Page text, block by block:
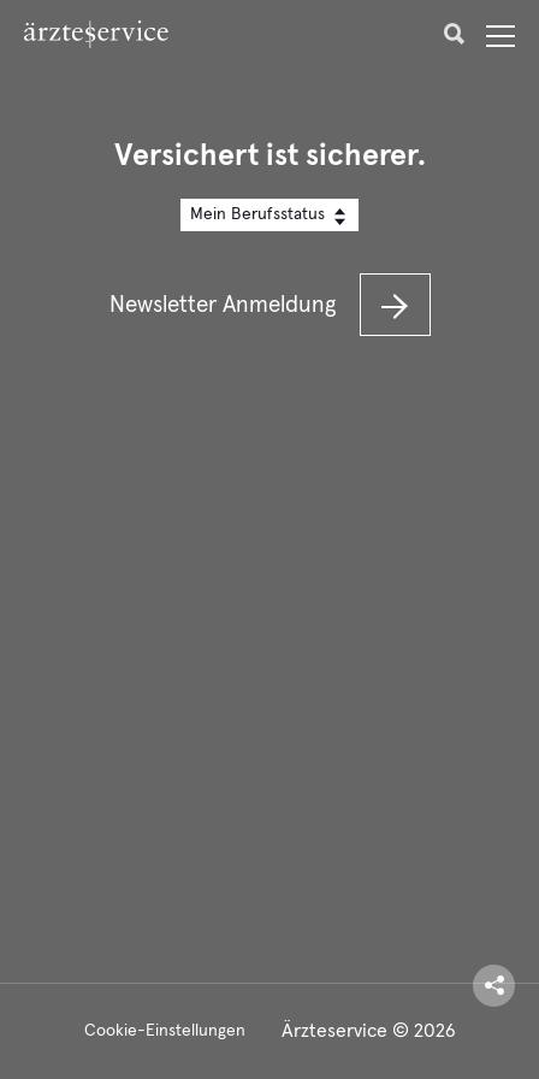
Versichert ist sicherer.
Mein Berufsstatus
Newsletter Anmeldung
Cookie-Einstellungen Ärzteservice © 2026